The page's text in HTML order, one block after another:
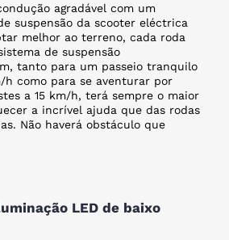
agradável com um
suspensão da scooter eléctrica
melhor ao terreno, cada roda
de suspensão
tanto para um passeio tranquilo
h como para se aventurar por
a 15 km/h, terá sempre o maior
a incrível ajuda que das rodas
Não haverá obstáculo que
LED de baixo